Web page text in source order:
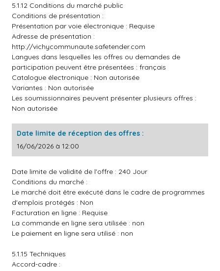
5.1.12 Conditions du marché public
Conditions de présentation :
Présentation par voie électronique : Requise
Adresse de présentation :
http://vichycommunaute.safetender.com
Langues dans lesquelles les offres ou demandes de
participation peuvent être présentées : français
Catalogue électronique : Non autorisée
Variantes : Non autorisée
Les soumissionnaires peuvent présenter plusieurs offres :
Non autorisée
Date limite de réception des offres :
16/06/2026 à 12:00
Date limite de validité de l'offre : 240 Jour
Conditions du marché :
Le marché doit être exécuté dans le cadre de programmes
d'emplois protégés : Non
Facturation en ligne : Requise
La commande en ligne sera utilisée : non
Le paiement en ligne sera utilisé : non
5.1.15 Techniques
Accord-cadre :